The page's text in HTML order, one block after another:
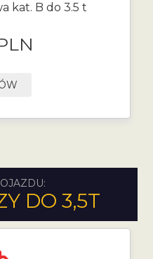
kat. B do 3.5 t
DO 3,5T